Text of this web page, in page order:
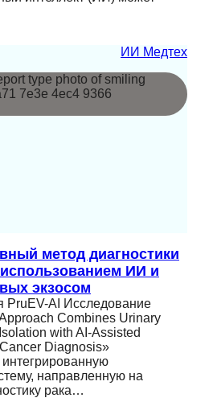
ИИ Медтех
метод диагностики
ИИ и
экзосом
PruEV-AI Исследование
Combines Urinary
with AI-Assisted
Diagnosis»
направленную на
рака…